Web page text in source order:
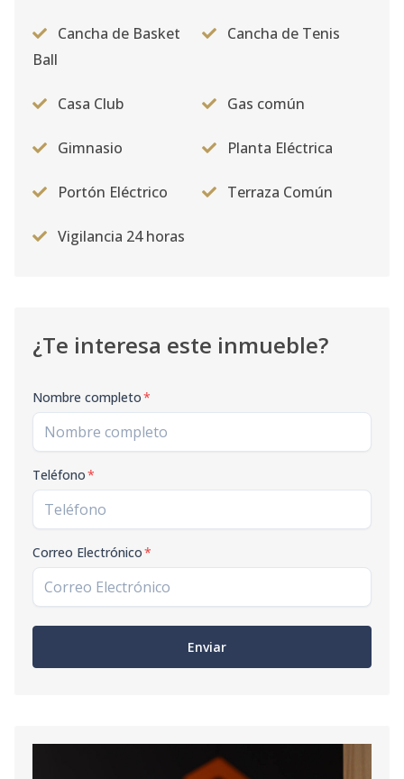
Cancha de Basket
Ball
Cancha de Tenis
Casa Club Gas común
Gimnasio Planta Eléctrica
Portón Eléctrico Terraza Común
Vigilancia 24 horas
¿Te interesa este inmueble?
Nombre completo*
Teléfono*
Correo Electrónico*
Enviar